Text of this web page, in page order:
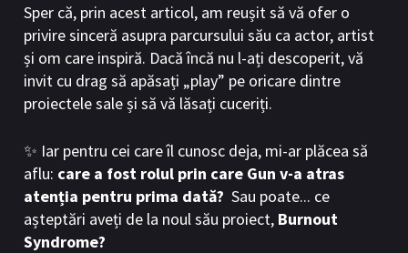
Sper că, prin acest articol, am reușit să vă ofer o
privire sinceră asupra parcursului său ca actor, artist
și om care inspiră. Dacă încă nu l-ați descoperit, vă
invit cu drag să apăsați „play” pe oricare dintre
proiectele sale și să vă lăsați cuceriți.
✨ Iar pentru cei care îl cunosc deja, mi-ar plăcea să
aflu: care a fost rolul prin care Gun v-a atras
atenția pentru prima dată? Sau poate... ce
așteptări aveți de la noul său proiect, Burnout
Syndrome?